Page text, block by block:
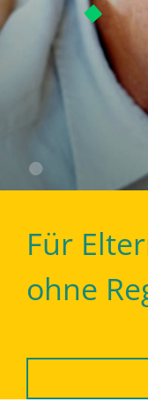
Für
ohne